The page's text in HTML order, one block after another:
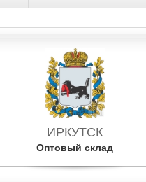
АКБ для легковых
OFFROAD SPIRAL AGM EUS-
ИРКУТСК
Оптовый склад